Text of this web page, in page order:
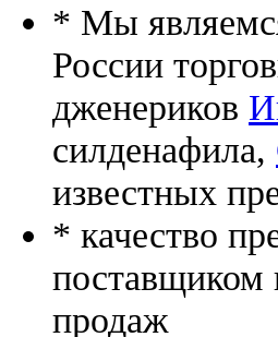
* Мы
России
дженериков
силденафила,
известных
* качество
поставщиком
продаж